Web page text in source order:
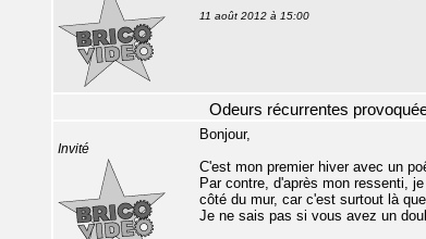
11 août 2012 à 15:00
Odeurs récurrentes
Invité
Bonjour,
C'est mon premier hiver avec un
Par contre, d'après mon ressenti,
côté du mur, car c'est surtout là
Je ne sais pas si vous avez un